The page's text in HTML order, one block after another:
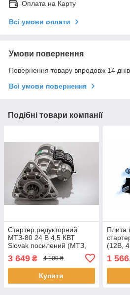
Оплата на Карту
Всі умови оплати
Умови повернення
Повернення товару впродовж 14
Всі умови повернення
Подібні товари компанії
Стартер редукторний
МТЗ-80 24 В 4,5 КВТ
Slovak посилений (МТЗ,
3 649 ₴ 4 100 ₴
Купити
Плита
(12В,
1